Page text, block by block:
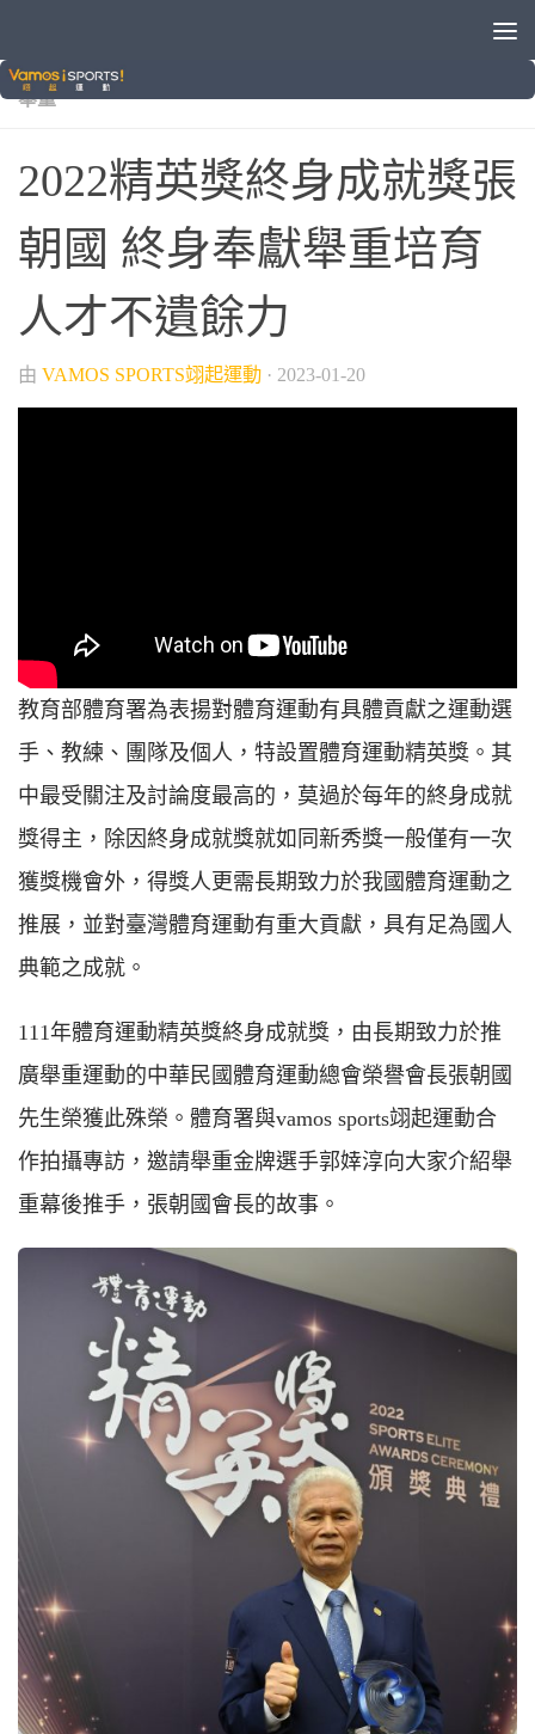
MIT的驕傲 /
舉重
2022精英獎終身成就獎張
朝國 終身奉獻舉重培育
人才不遺餘力
由 VAMOS SPORTS翊起運動 · 2023-01-20
教育部體育署為表揚對體育運動有具體貢獻之運動選
手、教練、團隊及個人，特設置體育運動精英獎。其
中最受關注及討論度最高的，莫過於每年的終身成就
獎得主，除因終身成就獎就如同新秀獎一般僅有一次
獲獎機會外，得獎人更需長期致力於我國體育運動之
推展，並對臺灣體育運動有重大貢獻，具有足為國人
典範之成就。
111年體育運動精英獎終身成就獎，由長期致力於推
廣舉重運動的中華民國體育運動總會榮譽會長張朝國
先生榮獲此殊榮。體育署與vamos sports翊起運動合
作拍攝專訪，邀請舉重金牌選手郭婞淳向大家介紹舉
重幕後推手，張朝國會長的故事。